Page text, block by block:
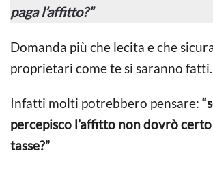
paga l’affitto?”
Domanda più che lecita e che
proprietari come te si saranno fatti.
Infatti molti potrebbero pensare:
percepisco l’affitto non dovrò
tasse?”